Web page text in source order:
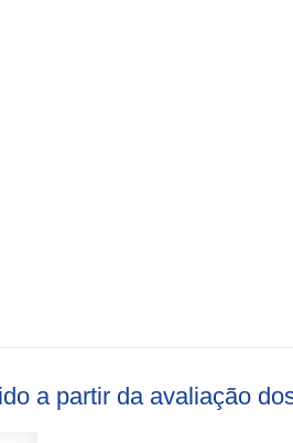
a partir da avaliação